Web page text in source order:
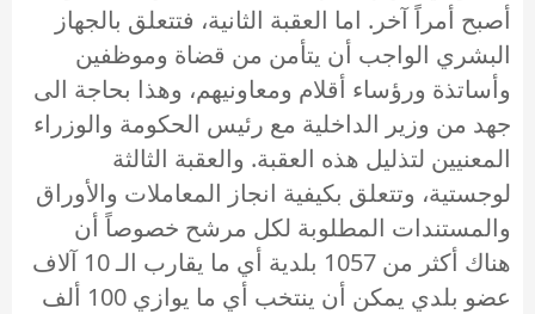
أصبح أمراً آخر. اما العقبة الثانية، فتتعلق بالجهاز
البشري الواجب أن يتأمن من قضاة وموظفين
وأساتذة ورؤساء أقلام ومعاونيهم، وهذا بحاجة الى
جهد من وزير الداخلية مع رئيس الحكومة والوزراء
المعنيين لتذليل هذه العقبة. والعقبة الثالثة
لوجستية، وتتعلق بكيفية انجاز المعاملات والأوراق
والمستندات المطلوبة لكل مرشح خصوصاً أن
هناك أكثر من 1057 بلدية أي ما يقارب الـ 10 آلاف
عضو بلدي يمكن أن ينتخب أي ما يوازي 100 ألف